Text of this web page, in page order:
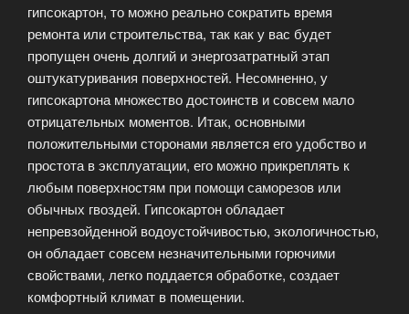
гипсокартон, то можно реально сократить время
ремонта или строительства, так как у вас будет
пропущен очень долгий и энергозатратный этап
оштукатуривания поверхностей. Несомненно, у
гипсокартона множество достоинств и совсем мало
отрицательных моментов. Итак, основными
положительными сторонами является его удобство и
простота в эксплуатации, его можно прикреплять к
любым поверхностям при помощи саморезов или
обычных гвоздей. Гипсокартон обладает
непревзойденной водоустойчивостью, экологичностью,
он обладает совсем незначительными горючими
свойствами, легко поддается обработке, создает
комфортный климат в помещении.